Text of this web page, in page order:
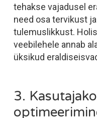
tehakse vajadusel
need osa tervikust
tulemuslikkust.
veebilehele annab
üksikud
3.